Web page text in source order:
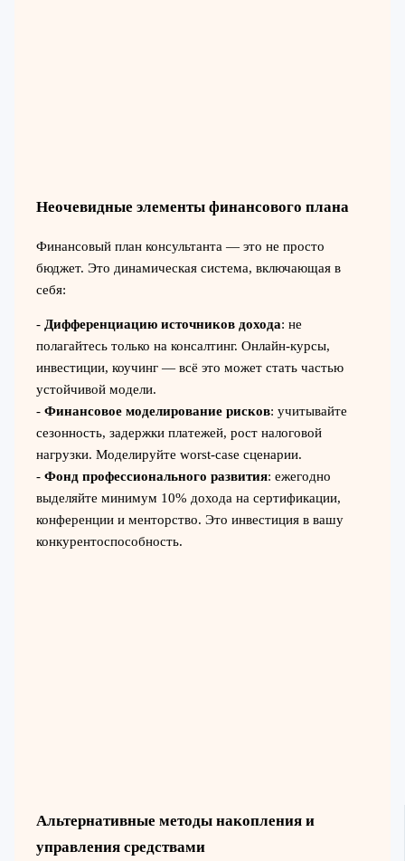
Неочевидные элементы финансового плана
Финансовый план консультанта — это не просто
бюджет. Это динамическая система, включающая в
себя:
- Дифференциацию источников дохода: не
полагайтесь только на консалтинг. Онлайн-курсы,
инвестиции, коучинг — всё это может стать частью
устойчивой модели.
- Финансовое моделирование рисков: учитывайте
сезонность, задержки платежей, рост налоговой
нагрузки. Моделируйте worst-case сценарии.
- Фонд профессионального развития: ежегодно
выделяйте минимум 10% дохода на сертификации,
конференции и менторство. Это инвестиция в вашу
конкурентоспособность.
Альтернативные методы накопления и
управления средствами